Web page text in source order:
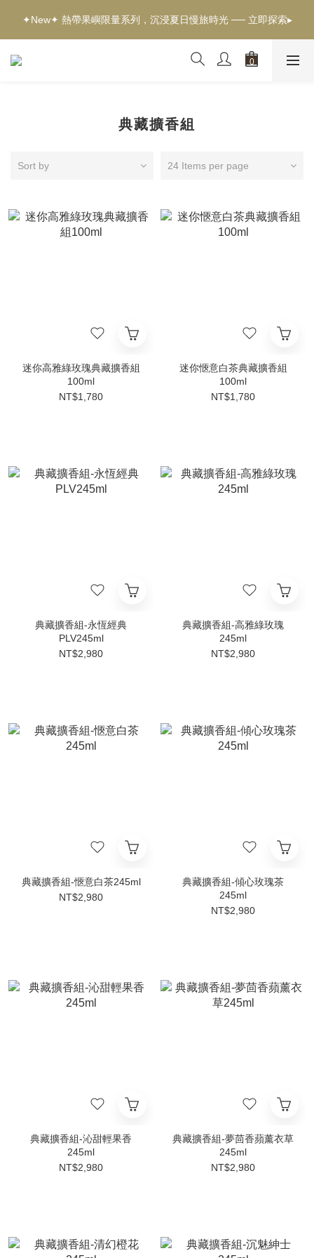
✦新客獨享✦ 首購輸入【welcome】滿$500現折$100 ── 立即選
購▸
✦New✦ 熱帶果嶼限量系列，沉浸夏日慢旅時光 ── 立即探索▸
✦新客獨享✦ 首購輸入【welcome】滿$500現折$100 ── 立即選
典藏擴香組
Sort by 24 Items per page
迷你高雅綠玫瑰典藏擴香組
100ml
NT$1,780
迷你愜意白茶典藏擴香組
100ml
NT$1,780
典藏擴香組-永恆經典
PLV245ml
NT$2,980
典藏擴香組-高雅綠玫瑰
245ml
NT$2,980
典藏擴香組-愜意白茶245ml
NT$2,980
典藏擴香組-傾心玫瑰茶
245ml
NT$2,980
典藏擴香組-沁甜輕果香
245ml
NT$2,980
典藏擴香組-夢茴香蘋薰衣草
245ml
NT$2,980